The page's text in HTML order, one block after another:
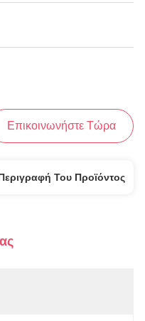
Επικοινωνήστε Τώρα
Του Προϊόντος